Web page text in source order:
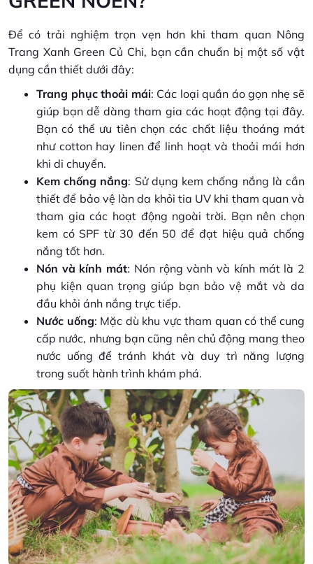
Để có trải nghiệm trọn vẹn hơn khi tham quan Nông
Trang Xanh Green Củ Chi, bạn cần chuẩn bị một số vật
dụng cần thiết dưới đây:
Trang phục thoải mái: Các loại quần áo gọn nhẹ sẽ
giúp bạn dễ dàng tham gia các hoạt động tại đây.
Bạn có thể ưu tiên chọn các chất liệu thoáng mát
như cotton hay linen để linh hoạt và thoải mái hơn
khi di chuyển.
Kem chống nắng: Sử dụng kem chống nắng là cần
thiết để bảo vệ làn da khỏi tia UV khi tham quan và
tham gia các hoạt động ngoài trời. Bạn nên chọn
kem có SPF từ 30 đến 50 để đạt hiệu quả chống
nắng tốt hơn.
Nón và kính mát: Nón rộng vành và kính mát là 2
phụ kiện quan trọng giúp bạn bảo vệ mắt và da
đầu khỏi ánh nắng trực tiếp.
Nước uống: Mặc dù khu vực tham quan có thể cung
cấp nước, nhưng bạn cũng nên chủ động mang theo
nước uống để tránh khát và duy trì năng lượng
trong suốt hành trình khám phá.